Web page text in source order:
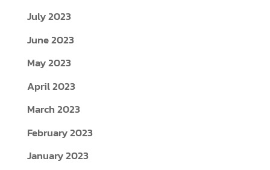
July 2023
June 2023
May 2023
April 2023
March 2023
February 2023
January 2023